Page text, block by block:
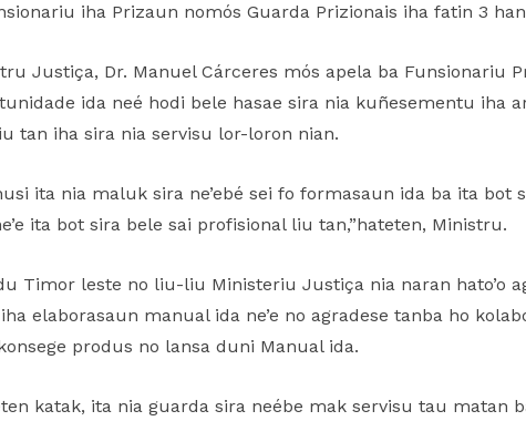
iha Prizaun nomós Guarda Prizionais iha fatin 3
Justiça, Dr. Manuel Cárceres mós apela ba Funsionariu
ida neé hodi bele hasae sira nia kuñesementu iha
tan iha sira nia servisu lor-loron nian.
ita nia maluk sira ne’ebé sei fo formasaun ida ba ita
ita bot sira bele sai profisional liu tan,”hateten, Ministru.
Timor leste no liu-liu Ministeriu Justiça nia naran hato’o
elaborasaun manual ida ne’e no agradese tanba ho
produs no lansa duni Manual ida.
katak, ita nia guarda sira neébe mak servisu tau matan